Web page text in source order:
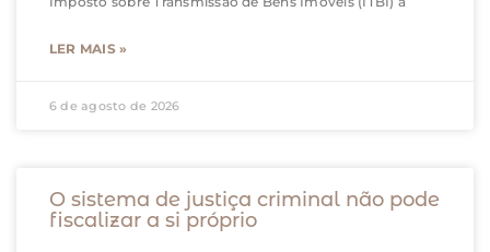
LER MAIS »
6 de agosto de 2026
O sistema de justiça criminal não pode
fiscalizar a si próprio